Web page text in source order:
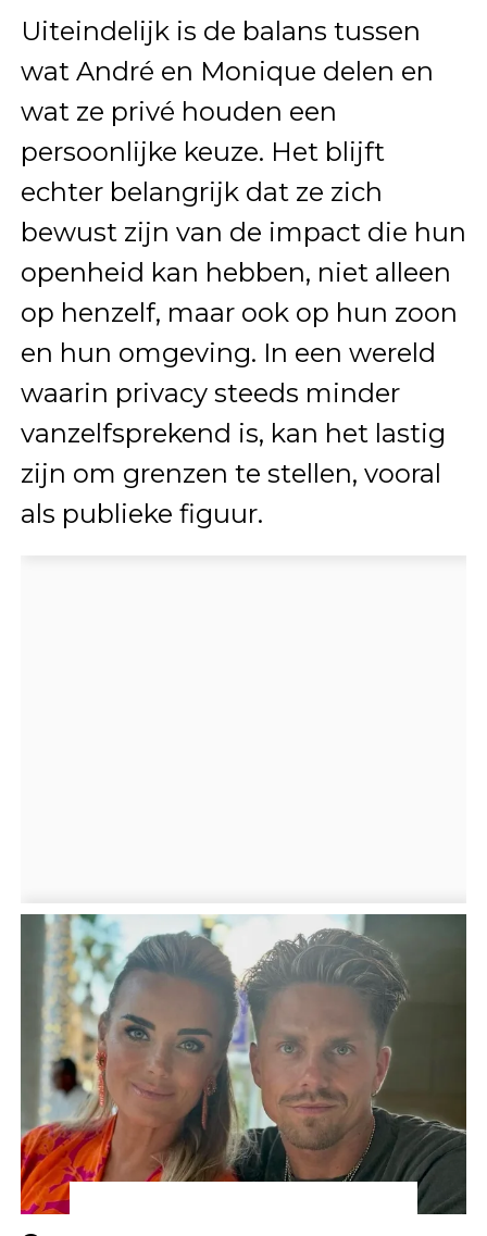
Uiteindelijk is de balans tussen
wat André en Monique delen en
wat ze privé houden een
persoonlijke keuze. Het blijft
echter belangrijk dat ze zich
bewust zijn van de impact die hun
openheid kan hebben, niet alleen
op henzelf, maar ook op hun zoon
en hun omgeving. In een wereld
waarin privacy steeds minder
vanzelfsprekend is, kan het lastig
zijn om grenzen te stellen, vooral
als publieke figuur.